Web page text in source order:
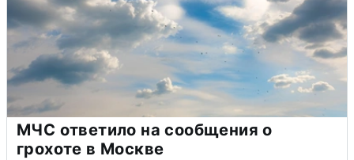
МЧС ответило на сообщения о
грохоте в Москве